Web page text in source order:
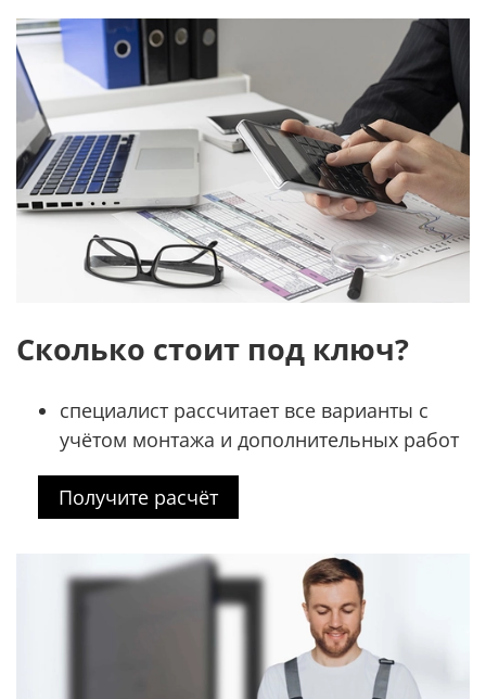
Сколько стоит под ключ?
специалист рассчитает все варианты с
учётом монтажа и дополнительных работ
Получите расчёт